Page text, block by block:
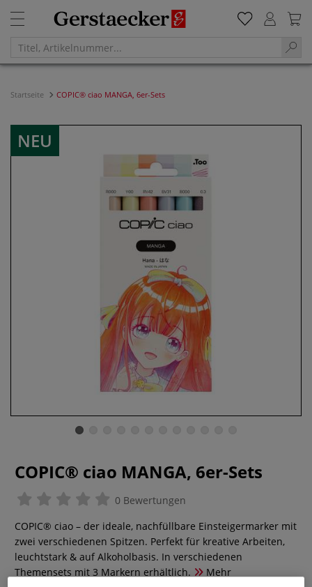
Startseite COPIC® ciao MANGA, 6er-Sets
NEU
COPIC® ciao MANGA, 6er-Sets
0 Bewertungen
COPIC® ciao – der ideale, nachfüllbare Einsteigermarker mit
zwei verschiedenen Spitzen. Perfekt für kreative Arbeiten,
leuchtstark & auf Alkoholbasis. In verschiedenen
Themensets mit 3 Markern erhältlich.
Mehr